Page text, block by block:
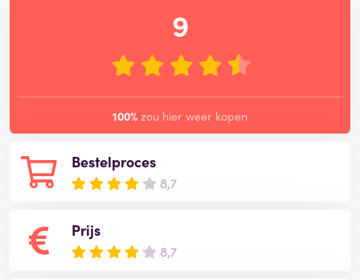
Bestelproces
8,7
Prijs
8,7
9
100% zou hier weer kopen